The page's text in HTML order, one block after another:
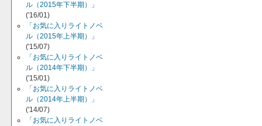
ル（2015年下半期）」
('16/01)
「お気に入りライトノベ
ル（2015年上半期）」
('15/07)
「お気に入りライトノベ
ル（2014年下半期）」
('15/01)
「お気に入りライトノベ
ル（2014年上半期）」
('14/07)
「お気に入りライトノベ